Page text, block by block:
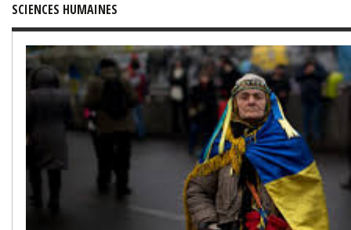
SCIENCES HUMAINES